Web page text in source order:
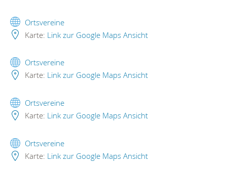
Ortsvereine
Karte: Link zur Google Maps Ansicht
Ortsvereine
Karte: Link zur Google Maps Ansicht
Ortsvereine
Karte: Link zur Google Maps Ansicht
Ortsvereine
Karte: Link zur Google Maps Ansicht